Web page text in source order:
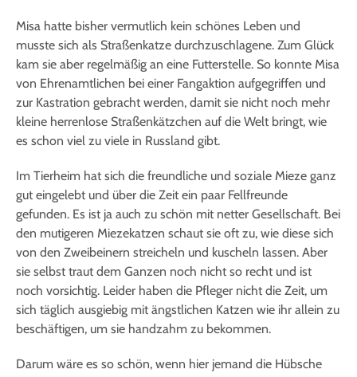
Misa hatte bisher vermutlich kein schönes Leben und
musste sich als Straßenkatze durchzuschlagene. Zum Glück
kam sie aber regelmäßig an eine Futterstelle. So konnte Misa
von Ehrenamtlichen bei einer Fangaktion aufgegriffen und
zur Kastration gebracht werden, damit sie nicht noch mehr
kleine herrenlose Straßenkätzchen auf die Welt bringt, wie
es schon viel zu viele in Russland gibt.
Im Tierheim hat sich die freundliche und soziale Mieze ganz
gut eingelebt und über die Zeit ein paar Fellfreunde
gefunden. Es ist ja auch zu schön mit netter Gesellschaft. Bei
den mutigeren Miezekatzen schaut sie oft zu, wie diese sich
von den Zweibeinern streicheln und kuscheln lassen. Aber
sie selbst traut dem Ganzen noch nicht so recht und ist
noch vorsichtig. Leider haben die Pfleger nicht die Zeit, um
sich täglich ausgiebig mit ängstlichen Katzen wie ihr allein zu
beschäftigen, um sie handzahm zu bekommen.
Darum wäre es so schön, wenn hier jemand die Hübsche